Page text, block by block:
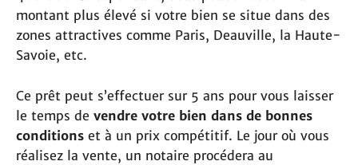
montant plus élevé si votre bien se situe dans des
zones attractives comme Paris, Deauville, la Haute-
Savoie, etc.
Ce prêt peut s’effectuer sur 5 ans pour vous laisser
le temps de vendre votre bien dans de bonnes
conditions et à un prix compétitif. Le jour où vous
réalisez la vente, un notaire procédera au